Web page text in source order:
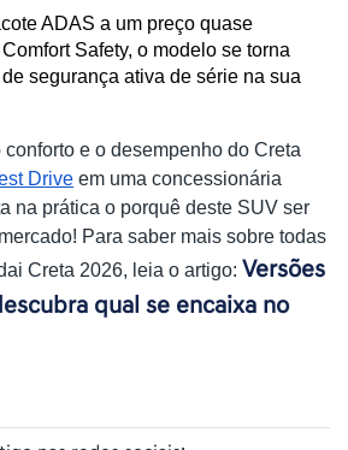
ADAS a um preço quase
Safety, o modelo se torna
segurança ativa de série na sua
e o desempenho do Creta
Drive em uma concessionária
na prática o porquê deste SUV ser
Para saber mais sobre todas
Creta 2026, leia o artigo: Versões
qual se encaixa no